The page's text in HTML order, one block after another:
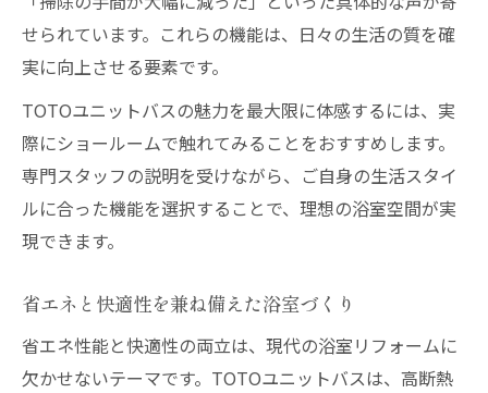
せられています。これらの機能は、日々の生活の質を確
実に向上させる要素です。
TOTOユニットバスの魅力を最大限に体感するには、実
際にショールームで触れてみることをおすすめします。
専門スタッフの説明を受けながら、ご自身の生活スタイ
ルに合った機能を選択することで、理想の浴室空間が実
現できます。
省エネと快適性を兼ね備えた浴室づくり
省エネ性能と快適性の両立は、現代の浴室リフォームに
欠かせないテーマです。TOTOユニットバスは、高断熱